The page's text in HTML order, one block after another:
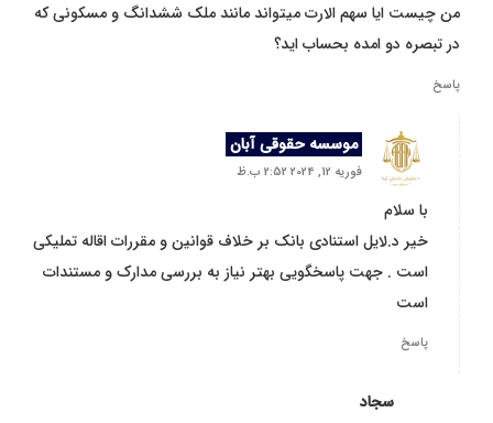
من چیست ایا سهم الارت میتواند مانند ملک ششدانگ و مسکونی که
در تبصره دو امده بحساب اید؟
پاسخ
موسسه حقوقی آبان
فوریه 12, 2024 2:52 ب.ظ
با سلام
خیر د.لایل استنادی بانک بر خلاف قوانین و مقررات اقاله تملیکی
است . جهت پاسخگویی بهتر نیاز به بررسی مدارک و مستندات
است
پاسخ
سجاد